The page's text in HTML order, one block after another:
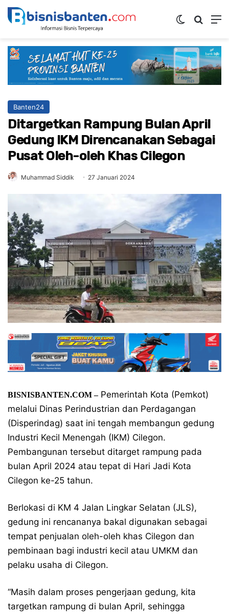
Switch skin
Banten24
Ditargetkan Rampung Bulan April
Gedung IKM Direncanakan Sebagai
Pusat Oleh-oleh Khas Cilegon
Muhammad Siddik 27 Januari 2024
BISNISBANTEN.COM –Pemerintah Kota (Pemkot)
melalui Dinas Perindustrian dan Perdagangan
(Disperindag) saat ini tengah membangun gedung
Industri Kecil Menengah (IKM) Cilegon.
Pembangunan tersebut ditarget rampung pada
bulan April 2024 atau tepat di Hari Jadi Kota
Cilegon ke-25 tahun.
Berlokasi di KM 4 Jalan Lingkar Selatan (JLS),
gedung ini rencananya bakal digunakan sebagai
tempat penjualan oleh-oleh khas Cilegon dan
pembinaan bagi industri kecil atau UMKM dan
pelaku usaha di Cilegon.
“Masih dalam proses pengerjaan gedung, kita
targetkan rampung di bulan April, sehingga